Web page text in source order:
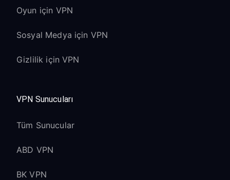
Oyun için VPN
Sosyal Medya için VPN
Gizlilik için VPN
VPN Sunucuları
Tüm Sunucular
ABD VPN
BK VPN